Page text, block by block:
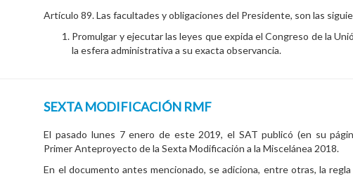
Artículo 89. Las facultades y obligaciones del Presidente, son las
Promulgar y ejecutar las leyes que expida el Congreso de la
la esfera administrativa a su exacta observancia.
SEXTA MODIFICACIÓN RMF
El pasado lunes 7 enero de este 2019, el SAT publicó (en su
Primer Anteproyecto de la Sexta Modificación a la Miscelánea 2018.
En el documento antes mencionado, se adiciona, entre otras, la regla